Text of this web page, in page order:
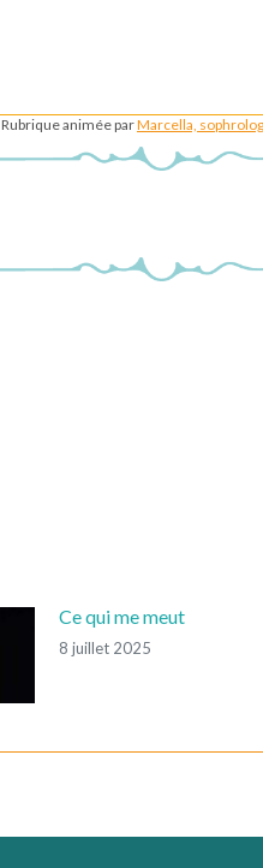
Rubrique animée parMarcella,
Ce qui me meut
8 juillet 2025